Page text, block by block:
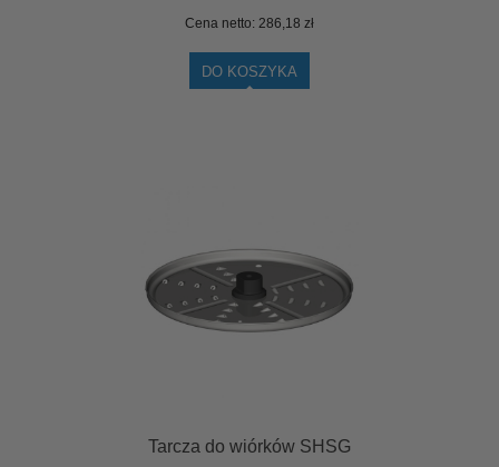
Cena netto: 286,18 zł
DO KOSZYKA
Tarcza do wiórków SHSG